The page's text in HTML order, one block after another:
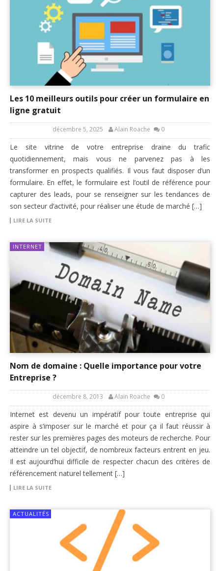
Les 10 meilleurs outils pour créer un formulaire en
ligne gratuit
décembre 5, 2025 Alain Roache 0
Le site vitrine de votre entreprise draine du trafic
quotidiennement, mais vous ne parvenez pas à les
transformer en prospects qualifiés. Il vous faut disposer d’un
formulaire. En effet, le formulaire est l’outil de référence pour
capturer des leads, pour se renseigner sur les tendances de
son secteur d’activité, pour réaliser une étude de marché […]
LIRE LA SUITE
INTERNET
Nom de domaine : Quelle importance pour votre
Entreprise ?
décembre 8, 2013 Alain Roache 0
Internet est devenu un impératif pour toute entreprise qui
aspire à s’imposer sur le marché et pour ça il faut réussir à
rester sur les premières pages des moteurs de recherche. Pour
atteindre un tel objectif, de nombreux facteurs entrent en jeu.
Il est aujourd’hui difficile de respecter chacun des critères de
référencement naturel tellement […]
LIRE LA SUITE
ACTUALITÉS